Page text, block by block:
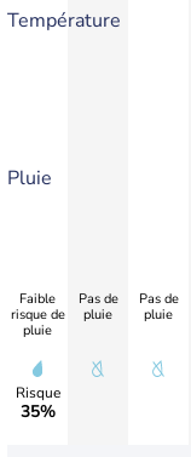
Température
Pluie
Faible
risque de
pluie
Risque
35%
Pas de
pluie
Pas de
pluie